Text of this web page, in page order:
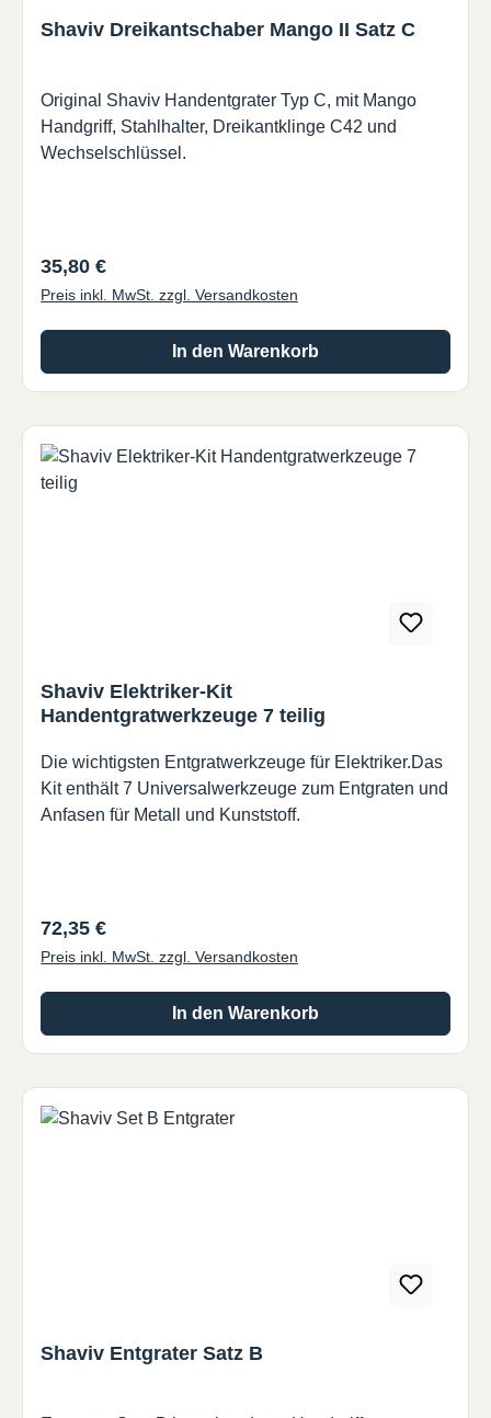
Shaviv Dreikantschaber Mango II Satz C
Original Shaviv Handentgrater Typ C, mit Mango
Handgriff, Stahlhalter, Dreikantklinge C42 und
Wechselschlüssel.
Regulärer Preis:
35,80 €
Preis inkl. MwSt. zzgl. Versandkosten
In den Warenkorb
Shaviv Elektriker-Kit
Handentgratwerkzeuge 7 teilig
Die wichtigsten Entgratwerkzeuge für Elektriker.Das
Kit enthält 7 Universalwerkzeuge zum Entgraten und
Anfasen für Metall und Kunststoff.
Regulärer Preis:
72,35 €
Preis inkl. MwSt. zzgl. Versandkosten
In den Warenkorb
Shaviv Entgrater Satz B